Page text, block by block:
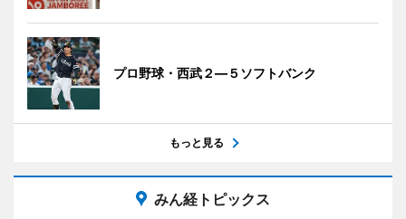
プロ野球・西武２―５ソフトバンク
もっと見る
みん経トピックス